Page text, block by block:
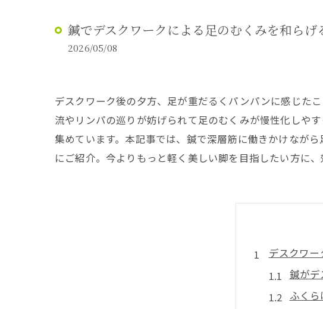
鍼でデスクワークによる足のむくみを和ら
2026/05/08
デスクワーク後の夕方、足が重だるくパンパンに感じた
流やリンパの巡りが妨げられて足のむくみが慢性化しや
集めています。本記事では、鍼で深層筋に働きかけなが
にご紹介。今よりもっと軽く美しい脚を目指したい方に
デスクワ
鍼が
ふく